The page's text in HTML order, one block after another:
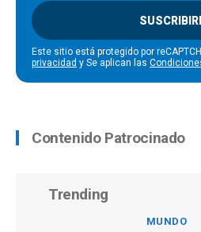
Este sitio está protegido por
privacidad y Se aplican las
Contenido Patrocinado
Trending
MUNDO